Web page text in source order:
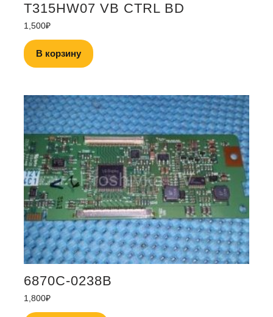
T315HW07 VB CTRL BD
1,500₽
В корзину
6870C-0238B
1,800₽